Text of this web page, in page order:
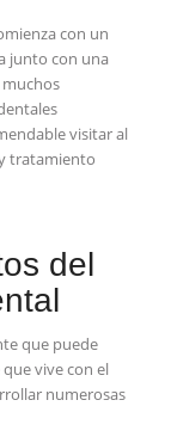
con un
junto⁢ con una
visitar al
tratamiento
⁣del
que puede
vive con el
numerosas​